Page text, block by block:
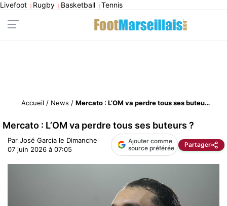
Livefoot | Rugby | Basketball | Tennis
Accueil / News / Mercato : L’OM va perdre tous ses buteurs ?
Mercato : L’OM va perdre tous ses buteurs ?
Par José Garcia le Dimanche
07 juin 2026 à 07:05
Ajouter comme
source préférée
Partager